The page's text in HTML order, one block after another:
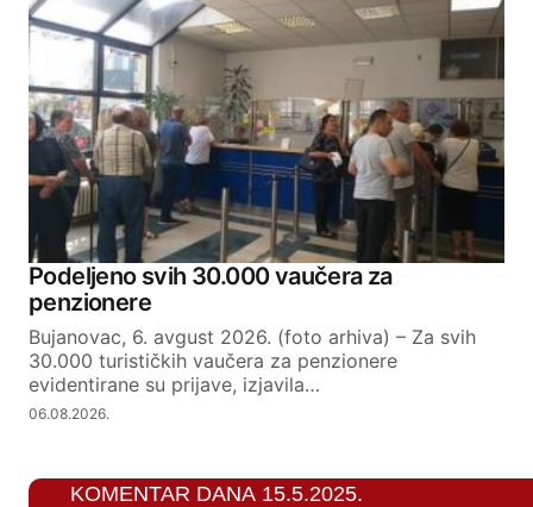
Podeljeno svih 30.000 vaučera za
penzionere
Bujanovac, 6. avgust 2026. (foto arhiva) – Za svih
30.000 turističkih vaučera za penzionere
evidentirane su prijave, izjavila…
06.08.2026.
KOMENTAR DANA 15.5.2025.